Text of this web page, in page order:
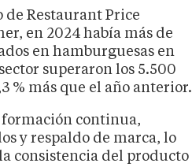
Restaurant Price
en 2024 había más de
en hamburguesas en
superaron los 5.500
% más que el año anterior.
continua,
y respaldo de marca, lo
consistencia del producto